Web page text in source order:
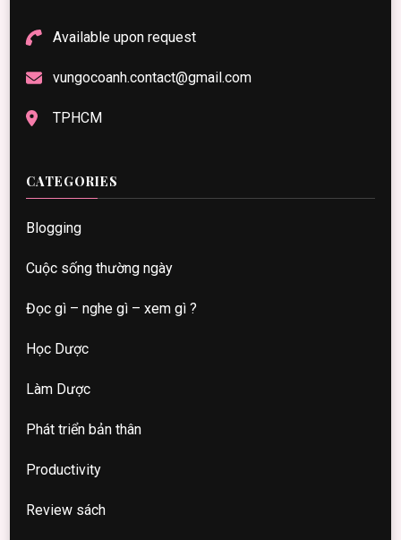
Available upon request
vungocoanh.contact@gmail.com
TPHCM
CATEGORIES
Blogging
Cuộc sống thường ngày
Đọc gì – nghe gì – xem gì ?
Học Dược
Làm Dược
Phát triển bản thân
Productivity
Review sách